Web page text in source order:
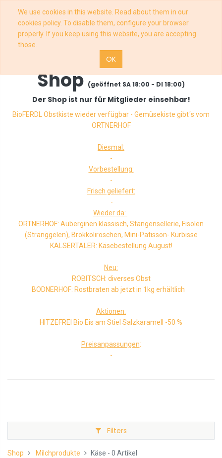
We use cookies in this website. Read about them in our
cookies policy. To disable them, configure your browser
properly. If you keep using this website, you are accepting
those.
OK
Shop(geöffnet SA 18:00 - DI 18:00)
Der Shop ist nur für Mitglieder einsehbar!
BioFERDL Obstkiste wieder verfügbar - Gemüsekiste gibt´s vom
ORTNERHOF
Diesmal:
-
Vorbestellung:
-
Frisch geliefert:
-
Wieder da:
ORTNERHOF: Auberginen klassisch, Stangensellerie, Fisolen
(Stranggelen), Brokkoliröschen, Mini-Patisson- Kürbisse
KALSERTALER: Käsebestellung August!
Neu:
ROBITSCH: diverses Obst
BODNERHOF: Rostbraten ab jetzt in 1kg erhältlich
Aktionen:
HITZEFREI Bio Eis am Stiel Salzkaramell -50 %
Preisanpassungen:
-
Filters
Shop Milchprodukte Käse - 0 Artikel